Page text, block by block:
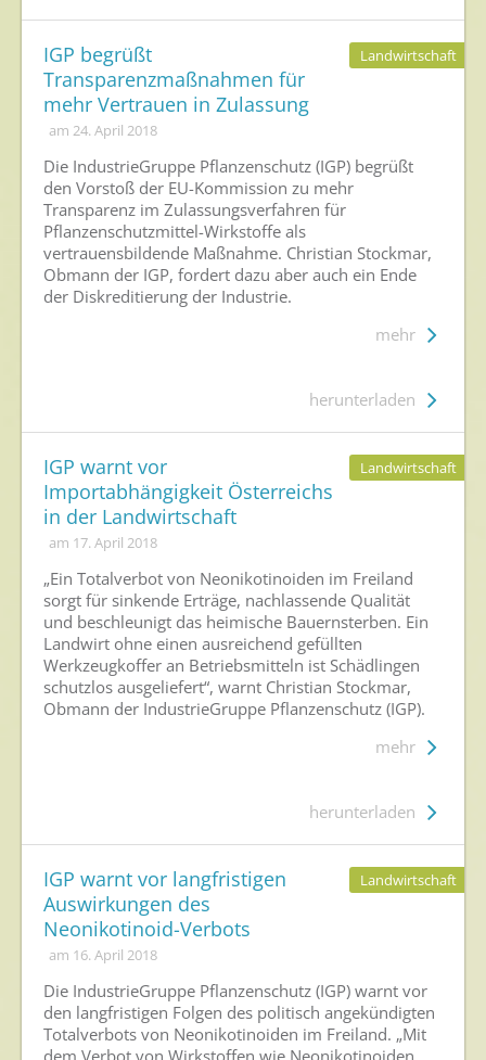
IGP begrüßt
Transparenzmaßnahmen für
mehr Vertrauen in Zulassung
am 24. April 2018
Die IndustrieGruppe Pflanzenschutz (IGP) begrüßt
den Vorstoß der EU-Kommission zu mehr
Transparenz im Zulassungsverfahren für
Pflanzenschutzmittel-Wirkstoffe als
vertrauensbildende Maßnahme. Christian Stockmar,
Obmann der IGP, fordert dazu aber auch ein Ende
der Diskreditierung der Industrie.
mehr
Landwirtschaft
herunterladen
IGP warnt vor
Importabhängigkeit Österreichs
in der Landwirtschaft
am 17. April 2018
„Ein Totalverbot von Neonikotinoiden im Freiland
sorgt für sinkende Erträge, nachlassende Qualität
und beschleunigt das heimische Bauernsterben. Ein
Landwirt ohne einen ausreichend gefüllten
Werkzeugkoffer an Betriebsmitteln ist Schädlingen
schutzlos ausgeliefert“, warnt Christian Stockmar,
Obmann der IndustrieGruppe Pflanzenschutz (IGP).
mehr
Landwirtschaft
herunterladen
IGP warnt vor langfristigen
Auswirkungen des
Neonikotinoid-Verbots
am 16. April 2018
Die IndustrieGruppe Pflanzenschutz (IGP) warnt vor
den langfristigen Folgen des politisch angekündigten
Totalverbots von Neonikotinoiden im Freiland. „Mit
Landwirtschaft